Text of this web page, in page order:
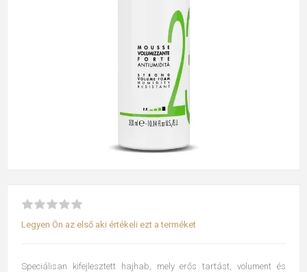
Legyen Ön az első aki értékeli ezt a terméket
Speciálisan kifejlesztett hajhab, mely erős tartást, volument és